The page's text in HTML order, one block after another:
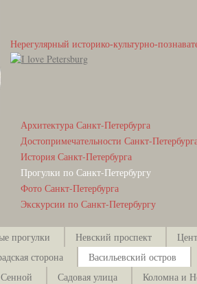
Нерегулярный историко-культурно-
Архитектура Санкт-Петербурга
Достопримечательности Санкт-
История Санкт-Петербурга
Прогулки по Санкт-Петербургу
Фото Санкт-Петербурга
Экскурсии по Санкт-Петербургу
прогулки Невский проспект
сторона
Васильевский остров
Садовая улица
Коломна и